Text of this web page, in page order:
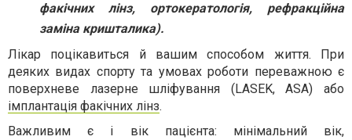
факічних лінз, ортокератологія, рефракційна
заміна кришталика).
Лікар поцікавиться й вашим способом життя. При
деяких видах спорту та умовах роботи переважною є
поверхневе лазерне шліфування (LASEK, ASA) або
імплантація факічних лінз.
Важливим є і вік пацієнта: мінімальний вік,